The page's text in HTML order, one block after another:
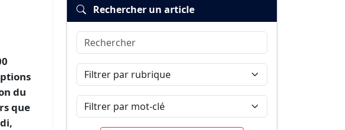
du
que
Rechercher un article
Rechercher
Filtrer par rubrique
Filtrer par mot-clé